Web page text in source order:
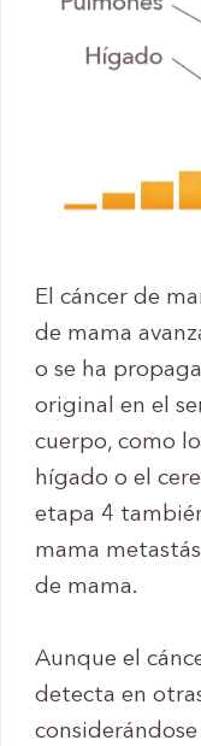
El cáncer de
de mama
o se ha
original en el
cuerpo, como
hígado o el
etapa 4
mama
de mama.
Aunque el
detecta en